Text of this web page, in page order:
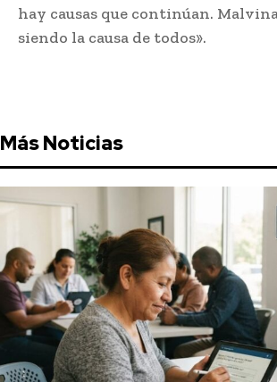
hay causas que continúan.
siendo la causa de todos».
Más Noticias